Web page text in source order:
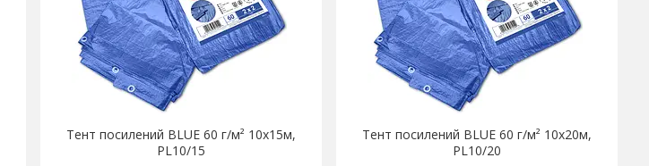
Тент посилений BLUE 60 г/м² 10х15м,
PL10/15
Тент посилений BLUE 60 г/м² 10х20м,
PL10/20